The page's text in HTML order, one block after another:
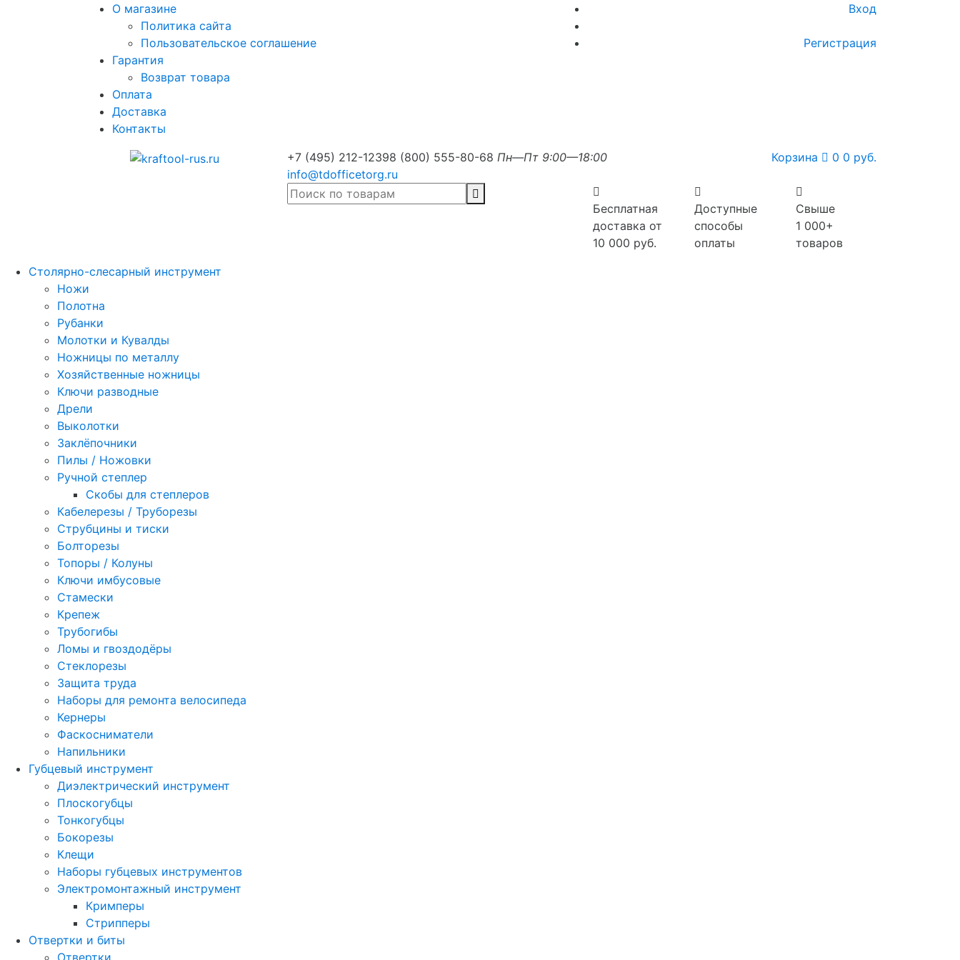
О магазине
Политика сайта
Пользовательское соглашение
Гарантия
Возврат товара
Оплата
Доставка
Контакты
Вход
Регистрация
+7 (495) 212-12398 (800) 555-80-68 Пн—Пт 9:00—18:00
info@tdofficetorg.ru
Корзина 0 0 руб.
Бесплатная
доставка от
10 000 руб.
Доступные
способы
оплаты
Свыше
1 000+
товаров
Столярно-слесарный инструмент
Ножи
Полотна
Рубанки
Молотки и Кувалды
Ножницы по металлу
Хозяйственные ножницы
Ключи разводные
Дрели
Выколотки
Заклёпочники
Пилы / Ножовки
Ручной степлер
Скобы для степлеров
Кабелерезы / Труборезы
Струбцины и тиски
Болторезы
Топоры / Колуны
Ключи имбусовые
Стамески
Крепеж
Трубогибы
Ломы и гвоздодёры
Стеклорезы
Защита труда
Наборы для ремонта велосипеда
Кернеры
Фаскосниматели
Напильники
Губцевый инструмент
Диэлектрический инструмент
Плоскогубцы
Тонкогубцы
Бокорезы
Клещи
Наборы губцевых инструментов
Электромонтажный инструмент
Кримперы
Стрипперы
Отвертки и биты
Отвертки